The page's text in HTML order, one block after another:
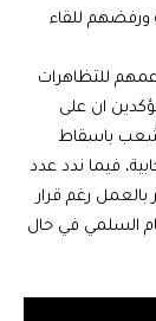
ورفضهم للقاء
للتظاهرات
ان على
باسقاط
فيما ندد عدد
رغم قرار
السلمي في حال